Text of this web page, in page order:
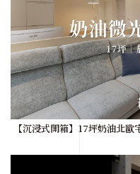
【沉浸式開箱】17坪奶油北